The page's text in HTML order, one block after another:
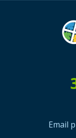
Email